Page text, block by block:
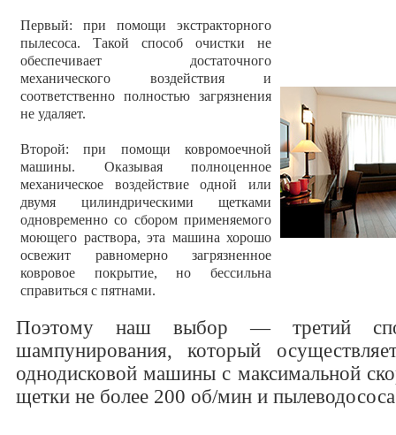
Первый: при помощи экстракторного
пылесоса. Такой способ очистки не
обеспечивает достаточного
механического воздействия и
соответственно полностью загрязнения
не удаляет.
Второй: при помощи ковромоечной
машины. Оказывая полноценное
механическое воздействие одной или
двумя цилиндрическими щетками
одновременно со сбором применяемого
моющего раствора, эта машина хорошо
освежит равномерно загрязненное
ковровое покрытие, но бессильна
справиться с пятнами.
Поэтому наш выбор — третий
шампунирования, который
однодисковой машины с максимальной
щетки не более 200 об/мин и